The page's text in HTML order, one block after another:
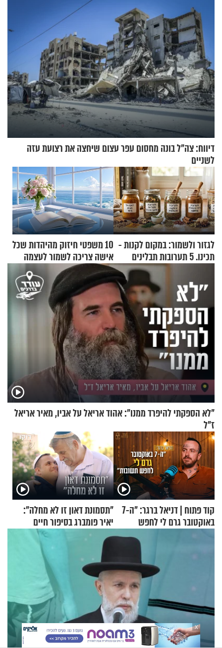
דיווח: צה"ל בונה מחסום עפר עצום שיחצה את רצועת עזה
לשניים
לגזור ולשמור: במקום לקנות -
תכינו. 5 תערובות תבלינים
שמתאימות להכל
10 משפטי חיזוק מהיהדות שכל
אישה צריכה לשמור לעצמה
"לא הספקתי להיפרד ממנו": אהוד אריאל על אביו, מאיר אריאל
ז"ל
קוד פתוח | דניאל ברגר: "ה-7
באוקטובר גרם לי לחפש
תשובות"
"תסמונת דאון זו לא מחלה":
יאיר פומברג בסיפור חיים
מעורר השראה
X